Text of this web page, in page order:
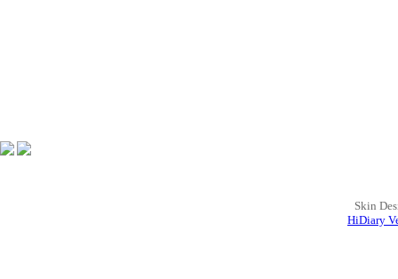
Skin
HiDiary